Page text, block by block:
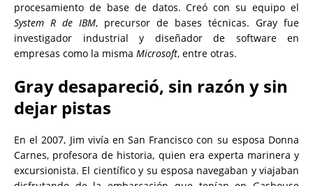
procesamiento de base de datos. Creó con su equipo el
System R de IBM, precursor de bases técnicas. Gray fue
investigador industrial y diseñador de software en
empresas como la misma Microsoft, entre otras.
Gray desapareció, sin razón y sin
dejar pistas
En el 2007, Jim vivía en San Francisco con su esposa Donna
Carnes, profesora de historia, quien era experta marinera y
excursionista. El científico y su esposa navegaban y viajaban